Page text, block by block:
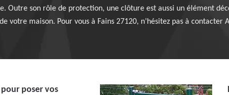
Outre son rôle de protection, une clôture est aussi un élément
votre maison. Pour vous à Fains 27120, n’hésitez pas à contacter
poser vos